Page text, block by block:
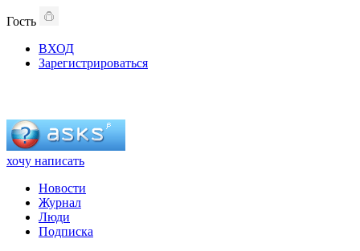
Гость
ВХОД
Зарегистрироваться
хочу написать
Новости
Журнал
Люди
Подписка